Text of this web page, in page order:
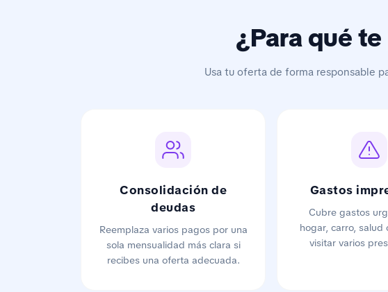
¿Para qué
Usa tu oferta de forma responsable
Consolidación de
deudas
Reemplaza varios pagos por una
sola mensualidad más clara si
recibes una oferta adecuada.
Gastos
Cubre gastos
hogar, carro, salud
visitar varios